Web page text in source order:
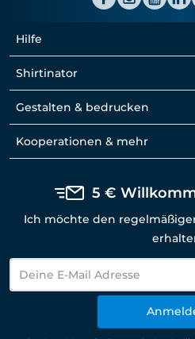
Hilfe
Shirtinator
Gestalten & bedrucken
Kooperationen & mehr
5 €
Ich möchte den